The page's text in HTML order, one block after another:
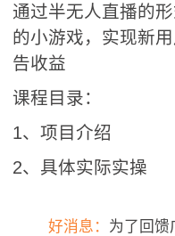
通过半无人直播的
的小游戏，实现新
告收益
课程目录：
1、项目介绍
2、具体实际实操
好消息： 为了回馈